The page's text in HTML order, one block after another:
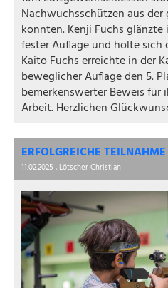
Nachwuchsschützen aus der
konnten. Kenji Fuchs
fester Auflage und holte sich
Kaito Fuchs erreichte in der
beweglicher Auflage den 5.
bemerkenswerter Beweis für
Arbeit. Herzlichen
11.02.2025 , Lötscher Christian